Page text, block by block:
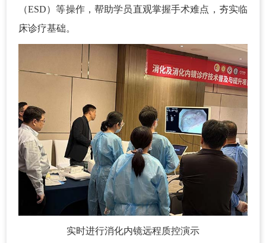
（ESD）等操作，帮助学员直观掌握手术难点，夯实临
床诊疗基础。
实时进行消化内镜远程质控演示